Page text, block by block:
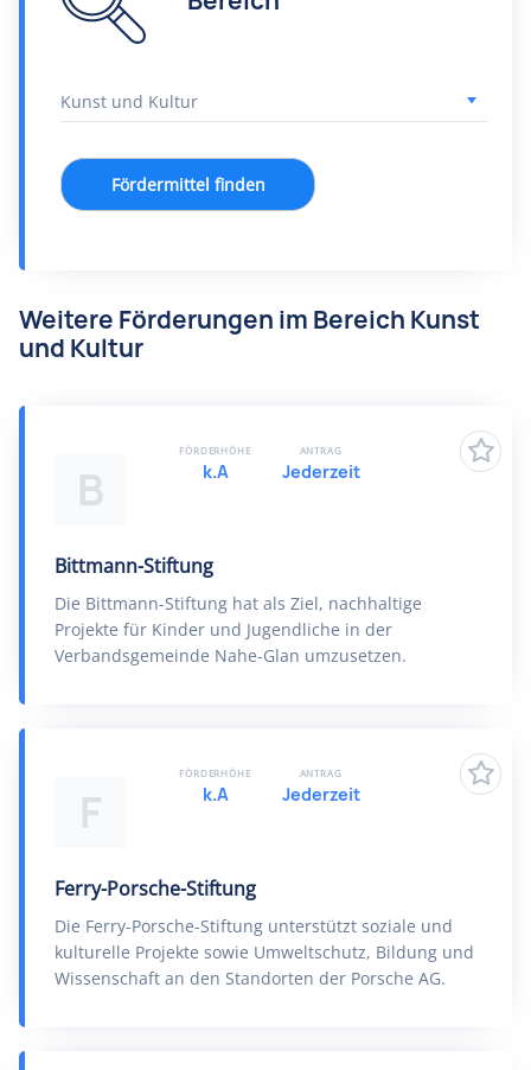
Fördermittel finden
Weitere Förderungen im Bereich Kunst
und Kultur
B
Bittmann-Stiftung
Die Bittmann-Stiftung hat als Ziel, nachhaltige
Projekte für Kinder und Jugendliche in der
Verbandsgemeinde Nahe-Glan umzusetzen.
FÖRDERHÖHE
k.A
ANTRAG
Jederzeit
F
Ferry-Porsche-Stiftung
Die Ferry-Porsche-Stiftung unterstützt soziale und
kulturelle Projekte sowie Umweltschutz, Bildung und
Wissenschaft an den Standorten der Porsche AG.
FÖRDERHÖHE
k.A
ANTRAG
Jederzeit